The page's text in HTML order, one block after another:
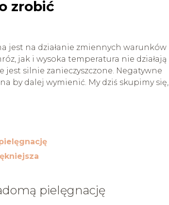
zrobić
jest na działanie zmiennych warunków
jak i wysoka temperatura nie działają
jest silnie zanieczyszczone. Negatywne
by dalej wymienić. My dziś skupimy
pielęgnację